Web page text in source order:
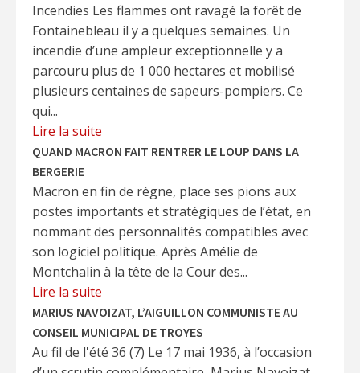
Incendies Les flammes ont ravagé la forêt de
Fontainebleau il y a quelques semaines. Un
incendie d’une ampleur exceptionnelle y a
parcouru plus de 1 000 hectares et mobilisé
plusieurs centaines de sapeurs-pompiers. Ce
qui...
Lire la suite
QUAND MACRON FAIT RENTRER LE LOUP DANS LA
BERGERIE
Macron en fin de règne, place ses pions aux
postes importants et stratégiques de l’état, en
nommant des personnalités compatibles avec
son logiciel politique. Après Amélie de
Montchalin à la tête de la Cour des...
Lire la suite
MARIUS NAVOIZAT, L’AIGUILLON COMMUNISTE AU
CONSEIL MUNICIPAL DE TROYES
Au fil de l'été 36 (7) Le 17 mai 1936, à l’occasion